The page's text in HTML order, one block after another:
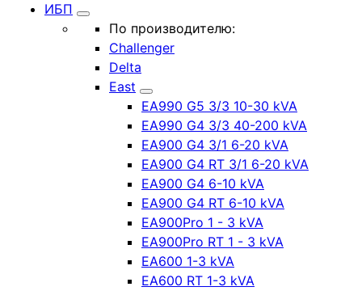
ИБП
По производителю:
Challenger
Delta
East
EA990 G5 3/3 10-30 kVA
EA990 G4 3/3 40-200 kVA
EA900 G4 3/1 6-20 kVA
EA900 G4 RT 3/1 6-20 kVA
EA900 G4 6-10 kVA
EA900 G4 RT 6-10 kVA
EA900Pro 1 - 3 kVA
EA900Pro RT 1 - 3 kVA
EA600 1-3 kVA
EA600 RT 1-3 kVA